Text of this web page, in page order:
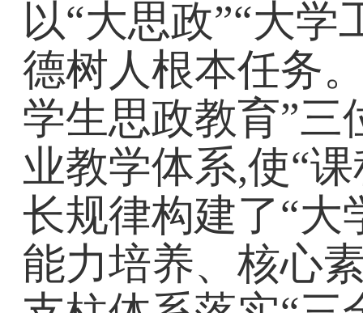
以“大思政”“大学
德树人根本任务
学生思政教育”三
业教学体系,使“
长规律构建了“大
能力培养、核心